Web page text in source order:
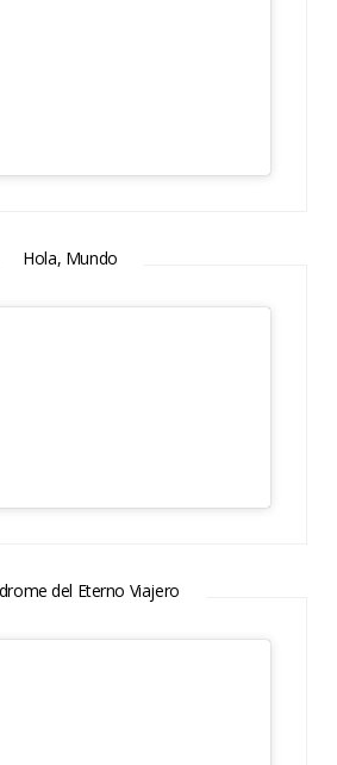
Hola, Mundo
del Eterno Viajero